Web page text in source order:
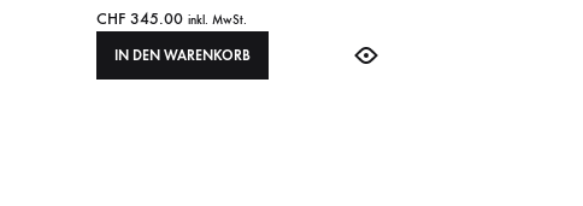
CHF 345.00 inkl. MwSt.
IN DEN WARENKORB